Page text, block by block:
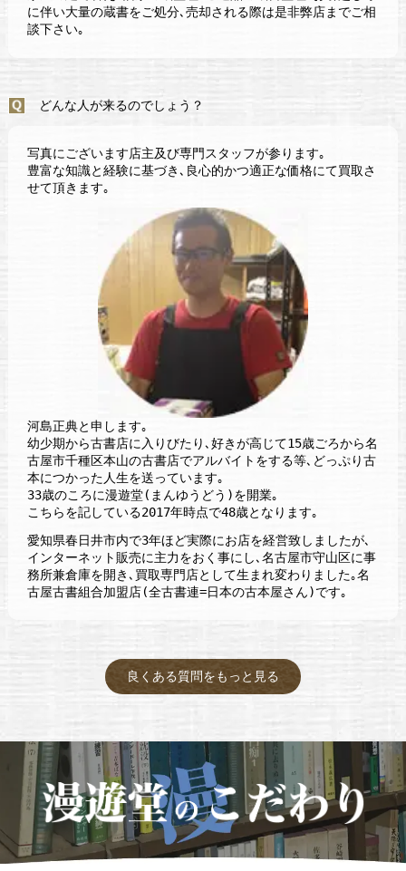
に伴い大量の蔵書をご処分､売却される際は是非弊店までご相
談下さい｡
どんな人が来るのでしょう？
写真にございます店主及び専門スタッフが参ります｡
豊富な知識と経験に基づき､良心的かつ適正な価格にて買取さ
せて頂きます｡
河島正典と申します｡
幼少期から古書店に入りびたり､好きが高じて15歳ごろから名
古屋市千種区本山の古書店でアルバイトをする等､どっぷり古
本につかった人生を送っています｡
33歳のころに漫遊堂(まんゆうどう)を開業｡
こちらを記している2017年時点で48歳となります｡
愛知県春日井市内で3年ほど実際にお店を経営致しましたが､
インターネット販売に主力をおく事にし､名古屋市守山区に事
務所兼倉庫を開き､買取専門店として生まれ変わりました｡名
古屋古書組合加盟店(全古書連=日本の古本屋さん)です｡
良くある質問をもっと見る